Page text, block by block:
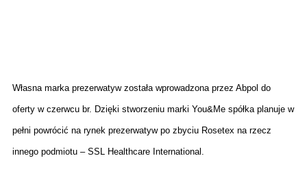
Własna marka prezerwatyw została wprowadzona przez Abpol do
oferty w czerwcu br. Dzięki stworzeniu marki You&Me spółka planuje w
pełni powrócić na rynek prezerwatyw po zbyciu Rosetex na rzecz
innego podmiotu – SSL Healthcare International.